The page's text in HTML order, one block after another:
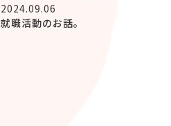
2024.09.06
就職活動のお話。